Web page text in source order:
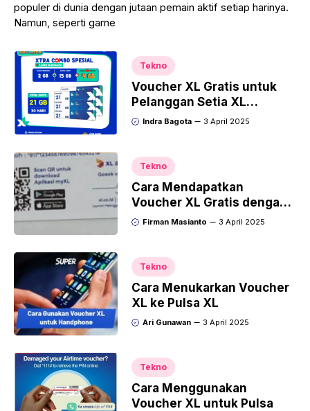
populer di dunia dengan jutaan pemain aktif setiap harinya.
Namun, seperti game
Tekno
Voucher XL Gratis untuk
Pelanggan Setia XL
Program Loyalitas
Indra Bagota 3 April 2025
Tekno
Cara Mendapatkan
Voucher XL Gratis dengan
Bermain Game
Firman Masianto 3 April 2025
Tekno
Cara Menukarkan Voucher
XL ke Pulsa XL
Ari Gunawan 3 April 2025
Tekno
Cara Menggunakan
Voucher XL untuk Pulsa